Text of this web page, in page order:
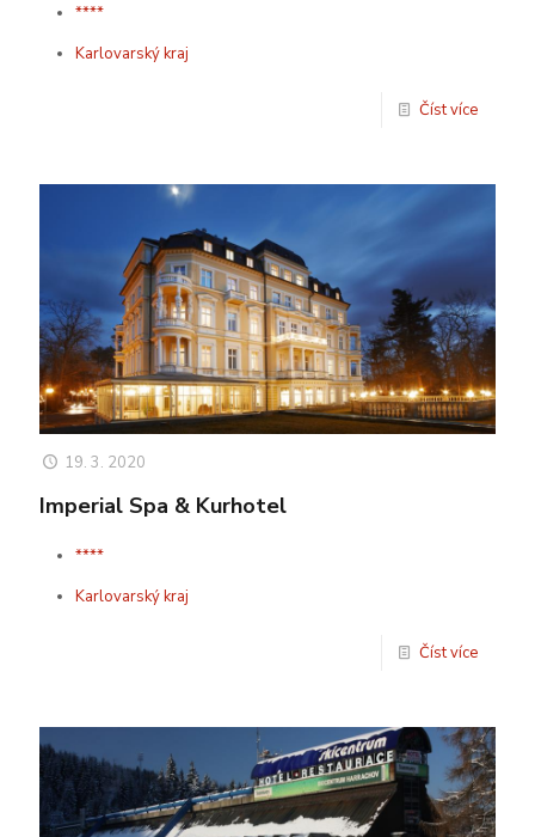
****
Karlovarský kraj
Číst více
19. 3. 2020
Imperial Spa & Kurhotel
****
Karlovarský kraj
Číst více